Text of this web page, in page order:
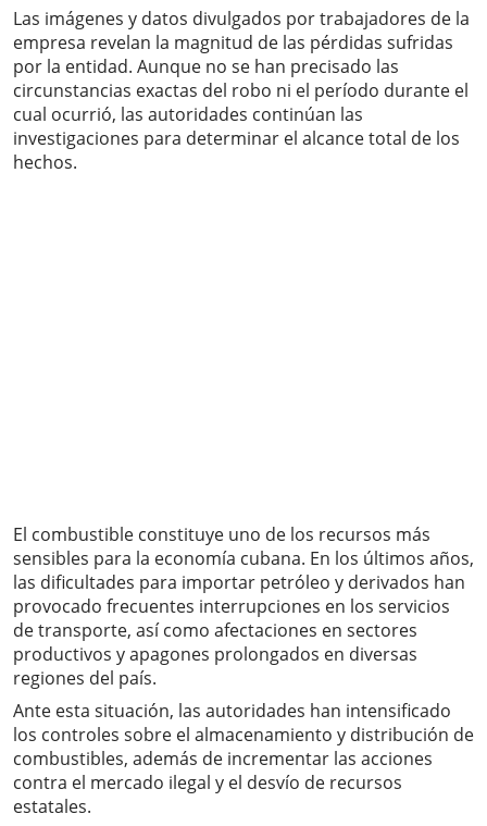
Las imágenes y datos divulgados por trabajadores de la
empresa revelan la magnitud de las pérdidas sufridas
por la entidad. Aunque no se han precisado las
circunstancias exactas del robo ni el período durante el
cual ocurrió, las autoridades continúan las
investigaciones para determinar el alcance total de los
hechos.
El combustible constituye uno de los recursos más
sensibles para la economía cubana. En los últimos años,
las dificultades para importar petróleo y derivados han
provocado frecuentes interrupciones en los servicios
de transporte, así como afectaciones en sectores
productivos y apagones prolongados en diversas
regiones del país.
Ante esta situación, las autoridades han intensificado
los controles sobre el almacenamiento y distribución de
combustibles, además de incrementar las acciones
contra el mercado ilegal y el desvío de recursos
estatales.